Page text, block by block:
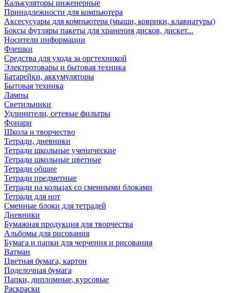
Калькуляторы инженерные
Принадлежности для компьютера
Аксесусуары для компьютера (мыши, коврики, клавиатуры)
Боксы футляры пакеты для хранения дисков, дискет...
Носители информации
Флешки
Средства для ухода за оргтехникой
Электротовары и бытовая техника
Батарейки, аккумуляторы
Бытовая техника
Лампы
Светильники
Удлинители, сетевые фильтры
Фонари
Школа и творчество
Тетради, дневники
Тетради школьные ученические
Тетради школьные цветные
Тетради общие
Тетради предметные
Тетради на кольцах со сменными блоками
Тетради для нот
Сменные блоки для тетрадей
Дневники
Бумажная продукция для творчества
Альбомы для рисования
Бумага и папки для черчения и рисования
Ватман
Цветная бумага, картон
Поделочная бумага
Папки, дипломные, курсовые
Раскраски